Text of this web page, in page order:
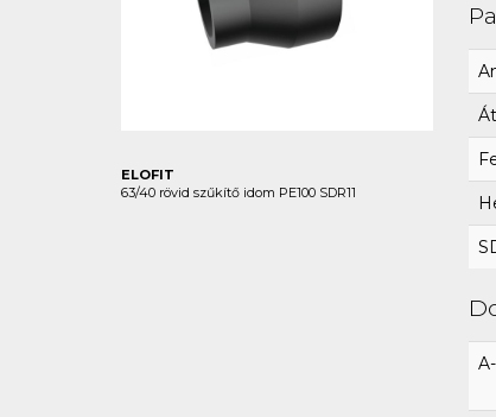
ELOFIT
63/40 rövid szűkítő idom PE100 SDR11